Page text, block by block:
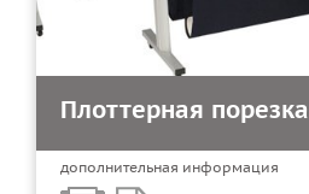
Плоттерная порезка
дополнительная информация